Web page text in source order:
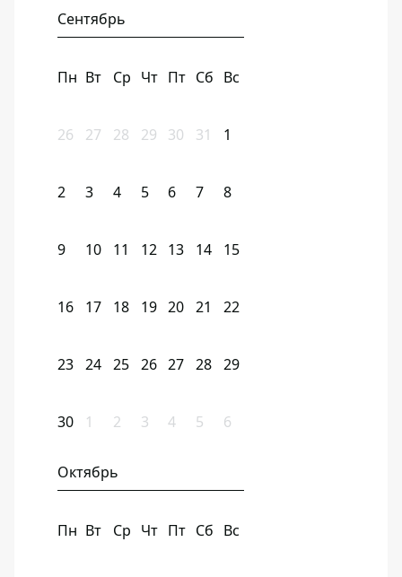
Сентябрь
Пн Вт Ср Чт Пт Сб Вс
26 27 28 29 30 31 1
2 3 4 5 6 7 8
9 10 11 12 13 14 15
16 17 18 19 20 21 22
23 24 25 26 27 28 29
30 1 2 3 4 5 6
Октябрь
Пн Вт Ср Чт Пт Сб Вс